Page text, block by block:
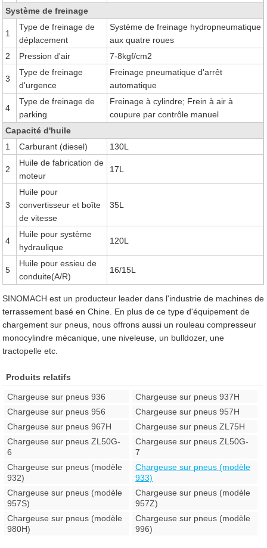
Système de freinage
1
Type de freinage de
déplacement
Système de freinage hydropneumatique
aux quatre roues
2
Pression d'air 7-8kgf/cm2
3
Type de freinage
d'urgence
Freinage pneumatique d'arrêt
automatique
4
Type de freinage de
parking
Freinage à cylindre; Frein à air à
coupure par contrôle manuel
Capacité d'huile
1
Carburant (diesel) 130L
2
Huile de fabrication de
moteur
17L
3
Huile pour
convertisseur et boîte
de vitesse
35L
4
Huile pour système
hydraulique
120L
5
Huile pour essieu de
conduite(A/R)
16/15L
SINOMACH est un producteur leader dans l'industrie de machines de
terrassement basé en Chine. En plus de ce type d'équipement de
chargement sur pneus, nous offrons aussi un rouleau compresseur
monocylindre mécanique, une niveleuse, un bulldozer, une
tractopelle etc.
Produits relatifs
Chargeuse sur pneus 936
Chargeuse sur pneus 937H
Chargeuse sur pneus 956
Chargeuse sur pneus 957H
Chargeuse sur pneus 967H
Chargeuse sur pneus ZL75H
Chargeuse sur pneus ZL50G-
6
Chargeuse sur pneus ZL50G-
7
Chargeuse sur pneus (modèle
932)
Chargeuse sur pneus (modèle
933)
Chargeuse sur pneus (modèle
957S)
Chargeuse sur pneus (modèle
957Z)
Chargeuse sur pneus (modèle
980H)
Chargeuse sur pneus (modèle
996)